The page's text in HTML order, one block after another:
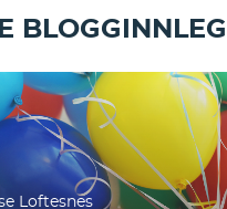
Loftesnes